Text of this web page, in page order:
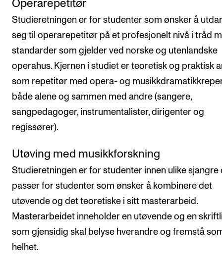
Operarepetitør
Studieretningen er for studenter som ønsker å
seg til operarepetitør på et profesjonelt nivå i tråd
standarder som gjelder ved norske og utenlandske
operahus. Kjernen i studiet er teoretisk og praktisk
som repetitør med opera- og
både alene og sammen med andre (sangere,
sangpedagoger, instrumentalister, dirigenter og
regissører).
Utøving med musikkforskning
Studieretningen er for studenter innen ulike sjangre
passer for studenter som ønsker å kombinere det
utøvende og det teoretiske i sitt masterarbeid.
Masterarbeidet inneholder en utøvende og en
som gjensidig skal belyse hverandre og fremstå
helhet.